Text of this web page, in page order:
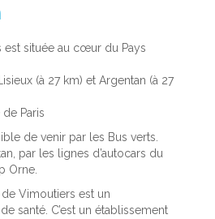
est située au cœur du Pays
(à 27 km) et Argentan (à 27
Paris
de venir par les Bus verts.
par les lignes d’autocars du
Orne.
Vimoutiers est un
santé. C’est un établissement